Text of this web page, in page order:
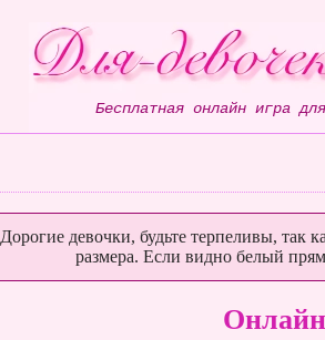
Бесплатная онлайн игра
Дорогие девочки, будьте терпеливы, так
размера. Если видно белый